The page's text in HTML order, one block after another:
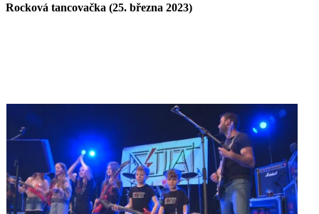
Rocková tancovačka (25. března 2023)